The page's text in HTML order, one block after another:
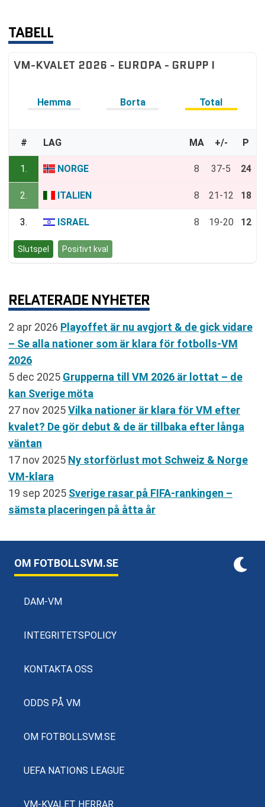
TABELL
VM-KVALET 2026 - EUROPA - GRUPP I
Hemma Borta Total
# LAG MA +/- P
1. NORGE 8 37-5 24
2. ITALIEN 8 21-12 18
3. ISRAEL 8 19-20 12
Slutspel Positivt kval
RELATERADE NYHETER
2 apr 2026 Playoffet är nu avgjort & de gick vidare
– Se alla nationer som är klara för fotbolls-VM
2026
5 dec 2025 Grupperna till VM 2026 är lottat – de
kan Sverige möta
27 nov 2025Vilka nationer är klara för VM efter
kvalet? De gör debut & de är tillbaka efter långa
väntan
17 nov 2025 Ny storförlust mot Schweiz & Norge
VM-klara
19 sep 2025 Sverige rasar på FIFA-rankingen –
sämsta placeringen på åtta år
OM FOTBOLLSVM.SE
DAM-VM
INTEGRITETSPOLICY
KONTAKTA OSS
ODDS PÅ VM
OM FOTBOLLSVM.SE
UEFA NATIONS LEAGUE
VM-KVALET HERRAR